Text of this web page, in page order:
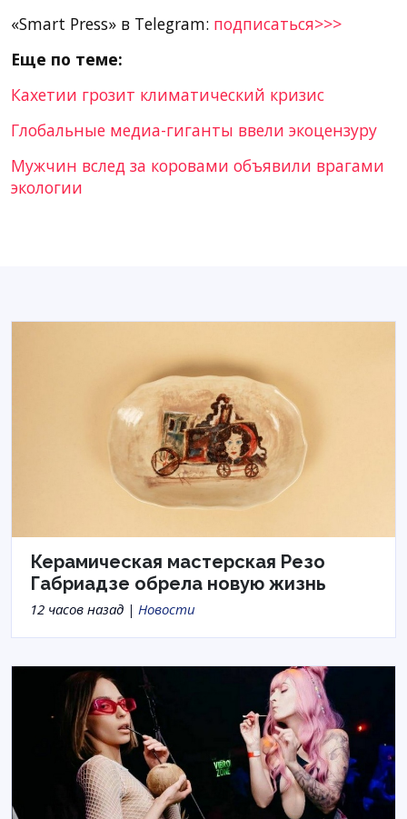
«Smart Press» в Telegram: подписаться>>>
Еще по теме:
Кахетии грозит климатический кризис
Глобальные медиа-гиганты ввели экоцензуру
Мужчин вслед за коровами объявили врагами
экологии
Керамическая мастерская Резо
Габриадзе обрела новую жизнь
12 часов назад | Новости